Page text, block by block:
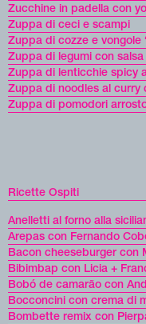
Zucchine in padella con
Zuppa di ceci e scampi
Zuppa di cozze e vongole
Zuppa di legumi con
Zuppa di lenticchie spicy
Zuppa di noodles al curry
Zuppa di pomodori
Ricette Ospiti
Anelletti al forno alla
Arepas con Fernando
Bacon cheeseburger con
Bibimbap con Licia +
Bobó de camarão con
Bocconcini con crema di
Bombette remix con